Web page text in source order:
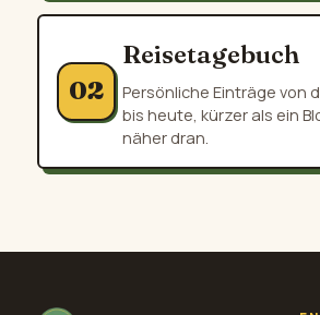
02
Reisetagebuch
Persönliche Einträge von
bis heute, kürzer als ein
näher dran.